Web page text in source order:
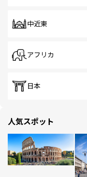
中近東
アフリカ
日本
人気スポット